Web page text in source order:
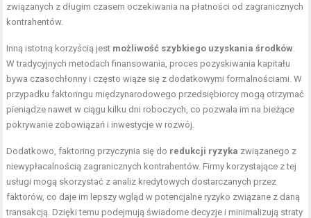
związanych z długim czasem oczekiwania na płatności od zagranicznych
kontrahentów.
Inną istotną korzyścią jest możliwość szybkiego uzyskania środków
W tradycyjnych metodach finansowania, proces pozyskiwania kapitału
bywa czasochłonny i często wiąże się z dodatkowymi formalnościami. W
przypadku faktoringu międzynarodowego przedsiębiorcy mogą otrzymać
pieniądze nawet w ciągu kilku dni roboczych, co pozwala im na bieżące
pokrywanie zobowiązań i inwestycje w rozwój.
Dodatkowo, faktoring przyczynia się do redukcji ryzyka związanego z
niewypłacalnością zagranicznych kontrahentów. Firmy korzystające z tej
usługi mogą skorzystać z analiz kredytowych dostarczanych przez
faktorów, co daje im lepszy wgląd w potencjalne ryzyko związane z daną
transakcją. Dzięki temu podejmują świadome decyzje i minimalizują straty